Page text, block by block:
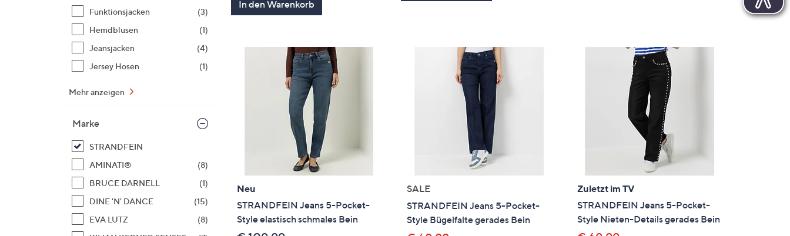
Funktionsjacken
(3)
Hemdblusen
(1)
Jeansjacken
(4)
Jersey Hosen
(1)
Mehr anzeigen
Marke
STRANDFEIN
AMINATI®
(8)
BRUCE DARNELL
(1)
DINE 'N' DANCE
(15)
EVA LUTZ
(8)
In den Warenkorb
Neu
STRANDFEIN Jeans 5-Pocket-
Style elastisch schmales Bein
SALE
STRANDFEIN Jeans 5-Pocket-
Style Bügelfalte gerades Bein
Zuletzt im TV
STRANDFEIN Jeans 5-Pocket-
Style Nieten-Details gerades Bein